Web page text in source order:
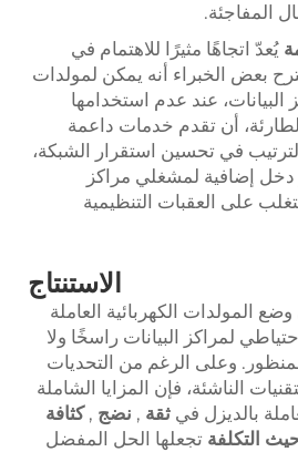
المفاجئة.
يُعدّ اتجاهًا مثيرًا للاهتمام في
بعض الخبراء أنه يمكن لمولدات
البيانات، عند عدم استخدامها
أن تقدم خدمات داعمة
في تحسين استقرار الشبكة،
دخل إضافية لمشغلي مراكز
على العقبات التنظيمية
الاستنتاج
المولدات الكهربائية العاملة
لمراكز البيانات راسخًا ولا
وعلى الرغم من التحديات
الناشئة، فإن المزايا الشاملة
بالديزل في ثقة , نضج ,كثافة
التكلفة تجعلها الحل المفضل